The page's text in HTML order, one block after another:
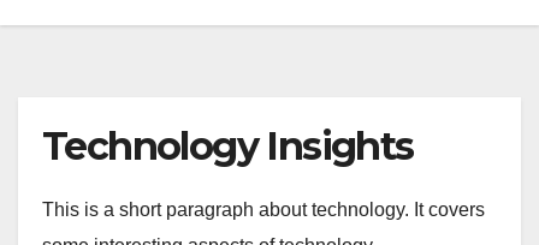
Technology Insights
This is a short paragraph about technology. It covers